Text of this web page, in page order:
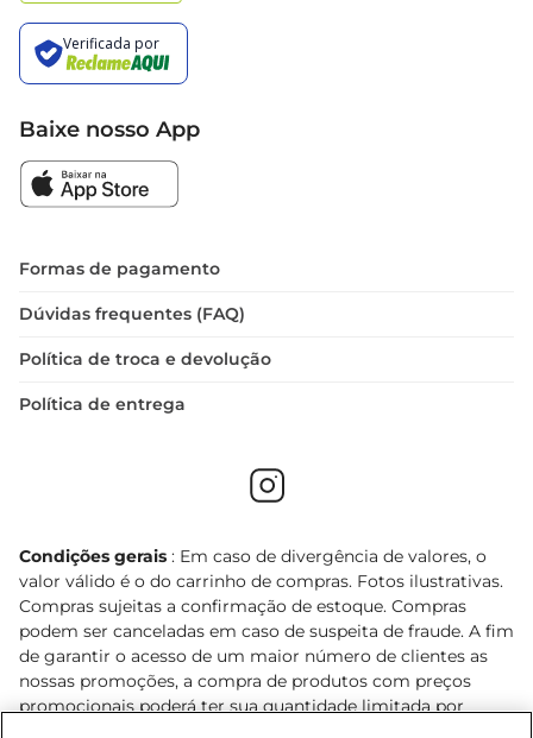
Baixe nosso App
Formas de pagamento
Dúvidas frequentes (FAQ)
Política de troca e devolução
Política de entrega
Condições gerais : Em caso de divergência de valores, o
valor válido é o do carrinho de compras. Fotos ilustrativas.
Compras sujeitas a confirmação de estoque. Compras
podem ser canceladas em caso de suspeita de fraude. A fim
de garantir o acesso de um maior número de clientes as
nossas promoções, a compra de produtos com preços
promocionais poderá ter sua quantidade limitada por